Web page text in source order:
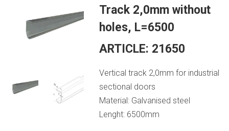
Track 2,0mm without
holes, L=6500
ARTICLE: 21650
Vertical track 2,0mm for industrial
sectional doors
Material: Galvanised steel
Lenght: 6500mm